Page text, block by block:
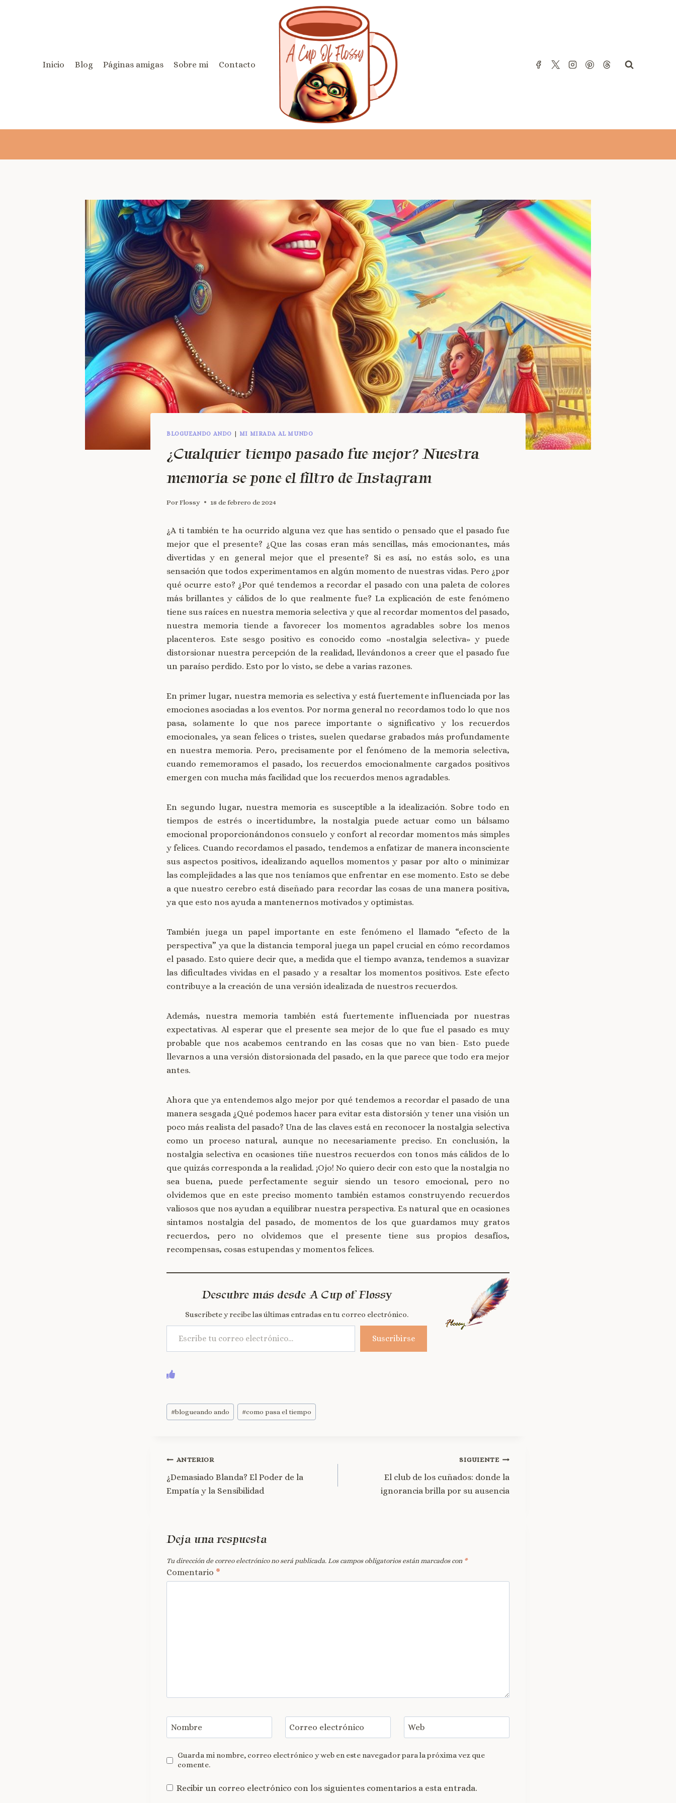
Inicio Blog Páginas amigas Sobre mi Contacto
BLOGUEANDO ANDO MI MIRADA AL MUNDO
¿Cualquier tiempo pasado fue mejor? Nuestra
memoria se pone el filtro de Instagram
Por Flossy 18 de febrero de 2024
¿A ti también te ha ocurrido alguna vez que has sentido o pensado que el pasado fue
mejor que el presente? ¿Que las cosas eran más sencillas, más emocionantes, más
divertidas y en general mejor que el presente? Si es así, no estás solo, es una
sensación que todos experimentamos en algún momento de nuestras vidas. Pero ¿por
qué ocurre esto? ¿Por qué tendemos a recordar el pasado con una paleta de colores
más brillantes y cálidos de lo que realmente fue? La explicación de este fenómeno
tiene sus raíces en nuestra memoria selectiva y que al recordar momentos del pasado,
nuestra memoria tiende a favorecer los momentos agradables sobre los menos
placenteros. Este sesgo positivo es conocido como «nostalgia selectiva» y puede
distorsionar nuestra percepción de la realidad, llevándonos a creer que el pasado fue
un paraíso perdido. Esto por lo visto, se debe a varias razones.
En primer lugar, nuestra memoria es selectiva y está fuertemente influenciada por las
emociones asociadas a los eventos. Por norma general no recordamos todo lo que nos
pasa, solamente lo que nos parece importante o significativo y los recuerdos
emocionales, ya sean felices o tristes, suelen quedarse grabados más profundamente
en nuestra memoria. Pero, precisamente por el fenómeno de la memoria selectiva,
cuando rememoramos el pasado, los recuerdos emocionalmente cargados positivos
emergen con mucha más facilidad que los recuerdos menos agradables.
En segundo lugar, nuestra memoria es susceptible a la idealización. Sobre todo en
tiempos de estrés o incertidumbre, la nostalgia puede actuar como un bálsamo
emocional proporcionándonos consuelo y confort al recordar momentos más simples
y felices. Cuando recordamos el pasado, tendemos a enfatizar de manera inconsciente
sus aspectos positivos, idealizando aquellos momentos y pasar por alto o minimizar
las complejidades a las que nos teníamos que enfrentar en ese momento. Esto se debe
a que nuestro cerebro está diseñado para recordar las cosas de una manera positiva,
ya que esto nos ayuda a mantenernos motivados y optimistas.
También juega un papel importante en este fenómeno el llamado “efecto de la
perspectiva” ya que la distancia temporal juega un papel crucial en cómo recordamos
el pasado. Esto quiere decir que, a medida que el tiempo avanza, tendemos a suavizar
las dificultades vividas en el pasado y a resaltar los momentos positivos. Este efecto
contribuye a la creación de una versión idealizada de nuestros recuerdos.
Además, nuestra memoria también está fuertemente influenciada por nuestras
expectativas. Al esperar que el presente sea mejor de lo que fue el pasado es muy
probable que nos acabemos centrando en las cosas que no van bien- Esto puede
llevarnos a una versión distorsionada del pasado, en la que parece que todo era mejor
antes.
Ahora que ya entendemos algo mejor por qué tendemos a recordar el pasado de una
manera sesgada ¿Qué podemos hacer para evitar esta distorsión y tener una visión un
poco más realista del pasado? Una de las claves está en reconocer la nostalgia selectiva
como un proceso natural, aunque no necesariamente preciso. En conclusión, la
nostalgia selectiva en ocasiones tiñe nuestros recuerdos con tonos más cálidos de lo
que quizás corresponda a la realidad. ¡Ojo! No quiero decir con esto que la nostalgia no
sea buena, puede perfectamente seguir siendo un tesoro emocional, pero no
olvidemos que en este preciso momento también estamos construyendo recuerdos
valiosos que nos ayudan a equilibrar nuestra perspectiva. Es natural que en ocasiones
sintamos nostalgia del pasado, de momentos de los que guardamos muy gratos
recuerdos, pero no olvidemos que el presente tiene sus propios desafíos,
recompensas, cosas estupendas y momentos felices.
Descubre más desde A Cup of Flossy
Suscríbete y recibe las últimas entradas en tu correo electrónico.
Suscribirse
#blogueando ando #como pasa el tiempo
ANTERIOR
¿Demasiado Blanda? El Poder de la
Empatía y la Sensibilidad
SIGUIENTE
El club de los cuñados: donde la
ignorancia brilla por su ausencia
Deja una respuesta
Tu dirección de correo electrónico no será publicada. Los campos obligatorios están marcados con *
Comentario *
Nombre Correo electrónico Web
Guarda mi nombre, correo electrónico y web en este navegador para la próxima vez que
comente.
Recibir un correo electrónico con los siguientes comentarios a esta entrada.